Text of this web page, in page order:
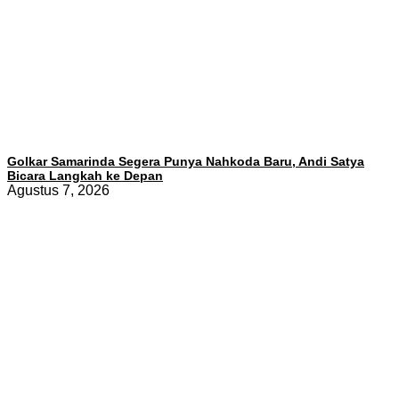
Golkar Samarinda Segera Punya Nahkoda Baru, Andi Satya
Bicara Langkah ke Depan
Agustus 7, 2026